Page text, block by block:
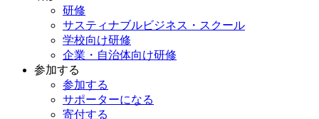
研修
サスティナブルビジネス・スクール
学校向け研修
企業・自治体向け研修
参加する
参加する
サポーターになる
寄付する